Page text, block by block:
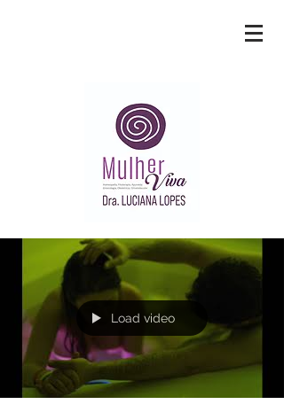
Load video